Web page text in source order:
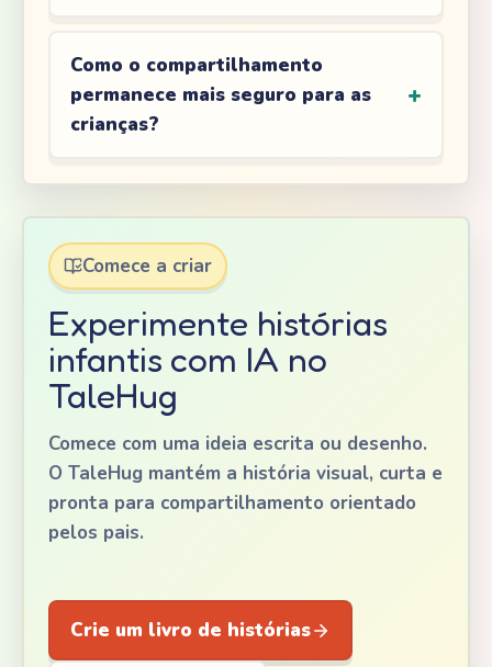
Como o compartilhamento
permanece mais seguro para as
crianças?
Comece a criar
Experimente histórias
infantis com IA no
TaleHug
Comece com uma ideia escrita ou desenho.
O TaleHug mantém a história visual, curta e
pronta para compartilhamento orientado
pelos pais.
Crie um livro de histórias